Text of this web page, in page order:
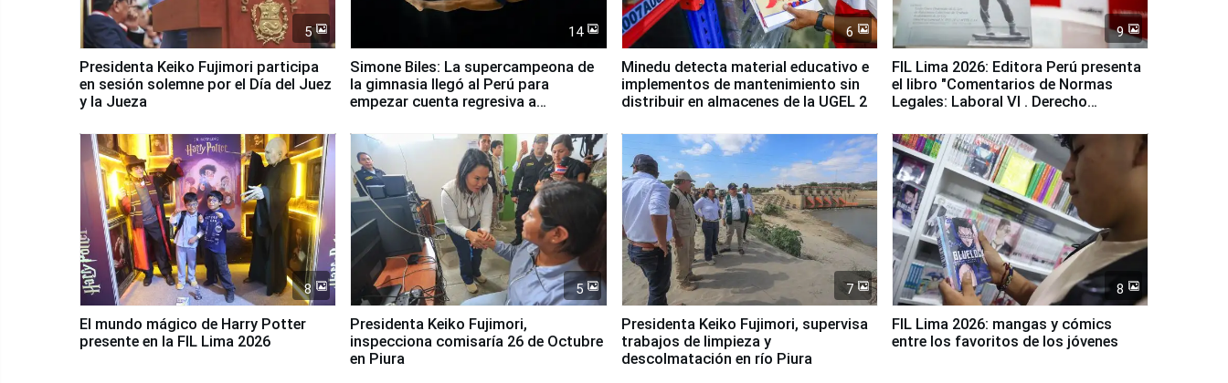
5
Presidenta Keiko Fujimori participa
en sesión solemne por el Día del Juez
y la Jueza
14
Simone Biles: La supercampeona de
la gimnasia llegó al Perú para
empezar cuenta regresiva a
6
Minedu detecta material educativo e
implementos de mantenimiento sin
distribuir en almacenes de la UGEL 2
9
FIL Lima 2026: Editora Perú presenta
el libro "Comentarios de Normas
Legales: Laboral Vl . Derecho
8
El mundo mágico de Harry Potter
presente en la FIL Lima 2026
5
Presidenta Keiko Fujimori,
inspecciona comisaría 26 de Octubre
en Piura
7
Presidenta Keiko Fujimori, supervisa
trabajos de limpieza y
descolmatación en río Piura
8
FIL Lima 2026: mangas y cómics
entre los favoritos de los jóvenes